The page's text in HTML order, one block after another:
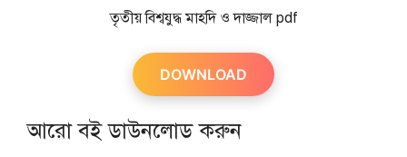
তৃতীয় বিশ্বযুদ্ধ মাহদি ও দাজ্জাল pdf
DOWNLOAD
আরো বই ডাউনলোড করুন